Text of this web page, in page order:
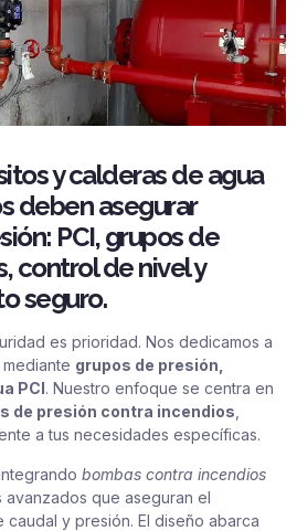
y calderas de agua
deben asegurar
PCI, grupos de
control de nivel y
seguro.
es prioridad. Nos dedicamos a
grupos de presión,
PCI . Nuestro enfoque se centra en
de presión contra incendios,
a tus necesidades específicas.
bombas contra incendios
avanzados que aseguran el
y presión. El diseño abarca